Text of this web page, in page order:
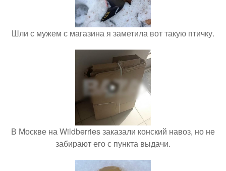
Шли с мужем с магазина я заметила вот такую птичку.
В Москве на Wildberries заказали конский навоз, но не
забирают его с пункта выдачи.